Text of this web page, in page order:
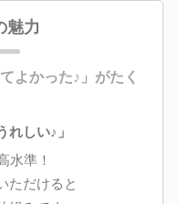
魅力
よかった♪」がたく
れしい♪」
水準！
ただけると